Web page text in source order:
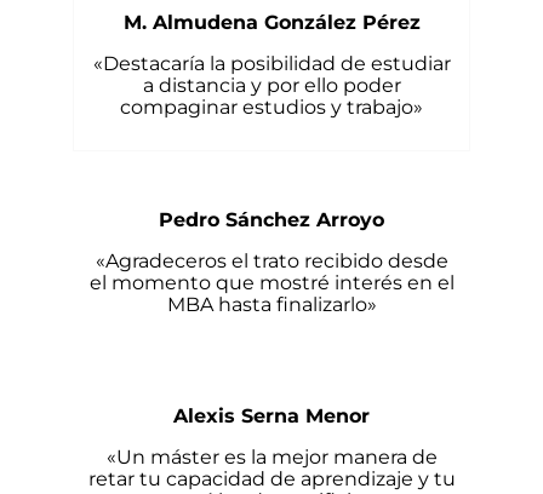
M. Almudena González Pérez
«Destacaría la posibilidad de estudiar
a distancia y por ello poder
compaginar estudios y trabajo»
Pedro Sánchez Arroyo
«Agradeceros el trato recibido desde
el momento que mostré interés en el
MBA hasta finalizarlo»
Alexis Serna Menor
«Un máster es la mejor manera de
retar tu capacidad de aprendizaje y tu